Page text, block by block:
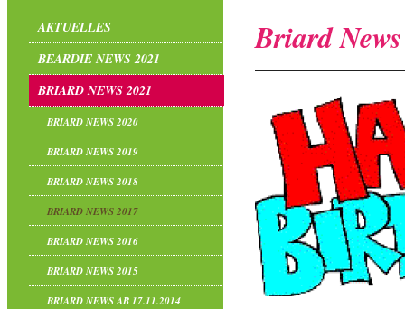
AKTUELLES
BEARDIE NEWS 2021
BRIARD NEWS 2021
BRIARD NEWS 2020
BRIARD NEWS 2019
BRIARD NEWS 2018
BRIARD NEWS 2017
BRIARD NEWS 2016
BRIARD NEWS 2015
BRIARD NEWS AB 17.11.2014
Briard